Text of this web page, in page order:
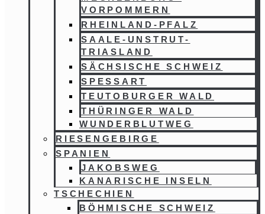
VORPOMMERN
RHEINLAND-PFALZ
SAALE-UNSTRUT-
TRIASLAND
SÄCHSISCHE SCHWEIZ
SPESSART
TEUTOBURGER WALD
THÜRINGER WALD
WUNDERBLUTWEG
RIESENGEBIRGE
SPANIEN
JAKOBSWEG
KANARISCHE INSELN
TSCHECHIEN
BÖHMISCHE SCHWEIZ